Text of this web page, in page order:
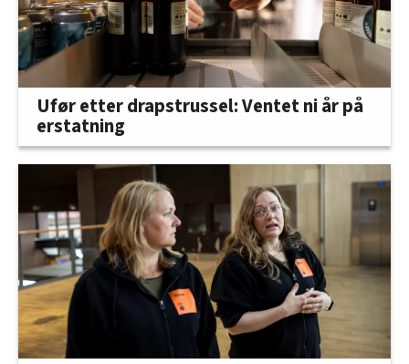
Ufør etter drapstrussel: Ventet ni år på
erstatning